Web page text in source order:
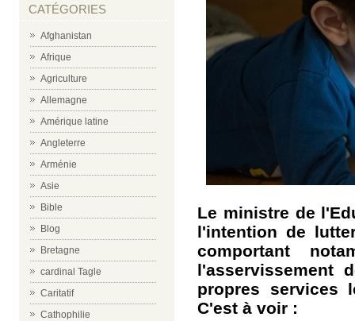
CATÉGORIES
Afghanistan
Afrique
Agriculture
Allemagne
Amérique latine
Angleterre
Arménie
Asie
Bible
Blog
Bretagne
cardinal Tagle
Caritatif
Cathophilie
Le ministre de
l'intention de
comportant
l'asservissement
propres services
C'est à voir :